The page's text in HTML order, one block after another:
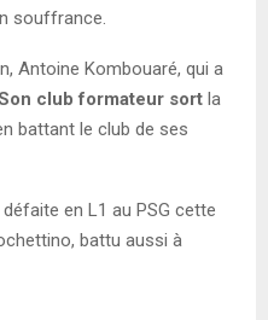
souffrance.
Antoine Kombouaré, qui a
club formateur sort la
battant le club de ses
en L1 au PSG cette
battu aussi à